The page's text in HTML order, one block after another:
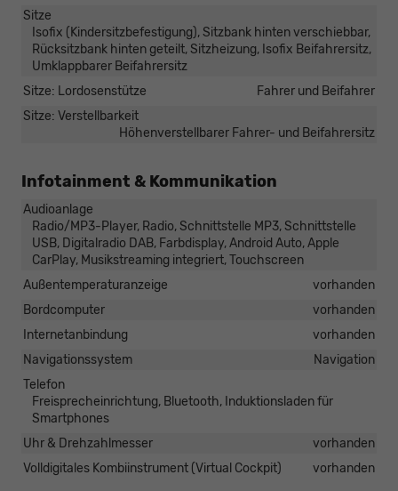
Sitze
Isofix (Kindersitzbefestigung), Sitzbank hinten verschiebbar,
Rücksitzbank hinten geteilt, Sitzheizung, Isofix Beifahrersitz,
Umklappbarer Beifahrersitz
Sitze: Lordosenstütze
Fahrer und Beifahrer
Sitze: Verstellbarkeit
Höhenverstellbarer Fahrer- und Beifahrersitz
Infotainment & Kommunikation
Audioanlage
Radio/MP3-Player, Radio, Schnittstelle MP3, Schnittstelle
USB, Digitalradio DAB, Farbdisplay, Android Auto, Apple
CarPlay, Musikstreaming integriert, Touchscreen
Außentemperaturanzeige
vorhanden
Bordcomputer
vorhanden
Internetanbindung
vorhanden
Navigationssystem
Navigation
Telefon
Freisprecheinrichtung, Bluetooth, Induktionsladen für
Smartphones
Uhr & Drehzahlmesser
vorhanden
Volldigitales Kombiinstrument (Virtual Cockpit)
vorhanden